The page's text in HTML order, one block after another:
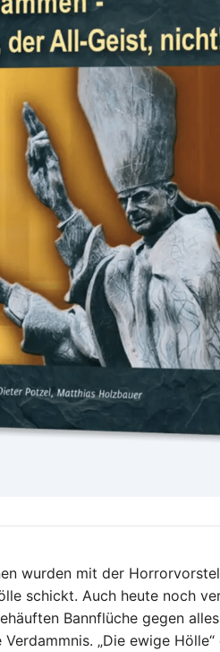
wurden mit der
schickt. Auch heute noch
Bannflüche gegen
„Die ewige